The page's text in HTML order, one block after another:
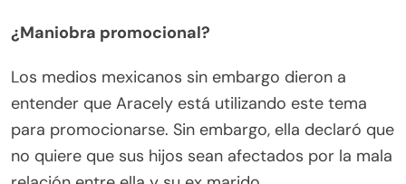
¿Maniobra promocional?
Los medios mexicanos sin embargo dieron a
entender que Aracely está utilizando este tema
para promocionarse. Sin embargo, ella declaró que
no quiere que sus hijos sean afectados por la mala